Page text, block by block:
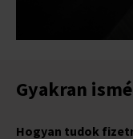
Gyakran
Hogyan tudok